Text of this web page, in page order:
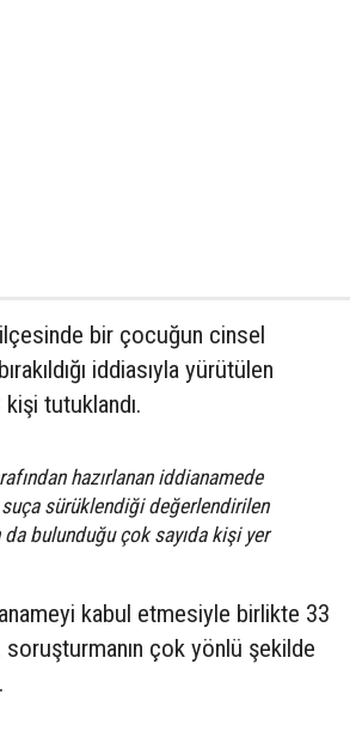
ilçesinde bir çocuğun cinsel
iddiasıyla yürütülen
tutuklandı.
hazırlanan iddianamede
suça sürüklendiği değerlendirilen
da bulunduğu çok sayıda kişi yer
kabul etmesiyle birlikte 33
soruşturmanın çok yönlü şekilde